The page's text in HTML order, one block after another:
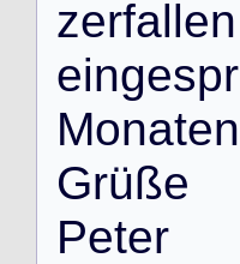
zerfallen
eingespr
Monaten
Grüße
Peter